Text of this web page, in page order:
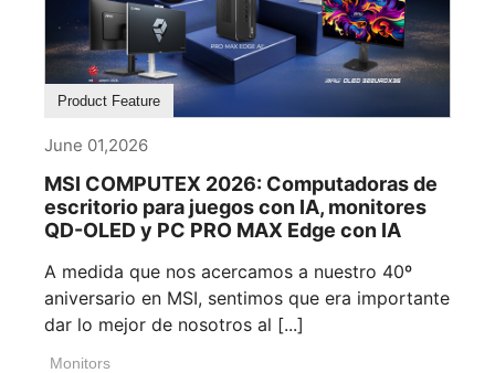
Product Feature
June 01,2026
MSI COMPUTEX 2026: Computadoras de
escritorio para juegos con IA, monitores
QD-OLED y PC PRO MAX Edge con IA
A medida que nos acercamos a nuestro 40º
aniversario en MSI, sentimos que era importante
dar lo mejor de nosotros al [...]
Monitors